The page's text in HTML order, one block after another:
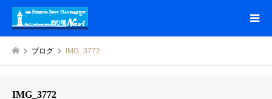
ブログ IMG_3772
IMG_3772